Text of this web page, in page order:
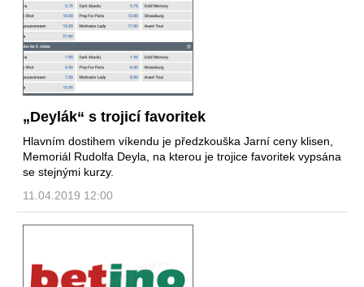
„Deylák“ s trojicí favoritek
Hlavním dostihem víkendu je předzkouška Jarní ceny klisen,
Memoriál Rudolfa Deyla, na kterou je trojice favoritek vypsána
se stejnými kurzy.
11.04.2019 12:00